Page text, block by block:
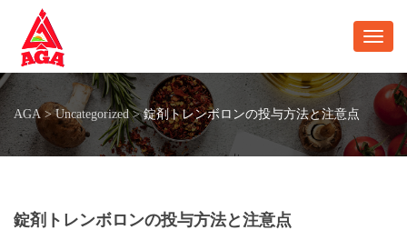
AGA >Uncategorized>錠剤トレンボロンの投与方法と注意点
錠剤トレンボロンの投与方法と注意点